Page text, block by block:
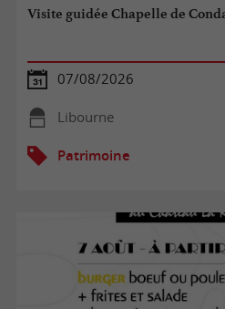
Visite guidée Chapelle de
07/08/2026
Libourne
Patrimoine